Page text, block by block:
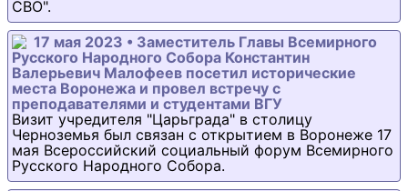
СВО".
17 мая 2023 • Заместитель Главы Всемирного
Русского Народного Собора Константин
Валерьевич Малофеев посетил исторические
места Воронежа и провел встречу с
преподавателями и студентами ВГУ
Визит учредителя "Царьграда" в столицу
Черноземья был связан с открытием в Воронеже 17
мая Всероссийский социальный форум Всемирного
Русского Народного Собора.